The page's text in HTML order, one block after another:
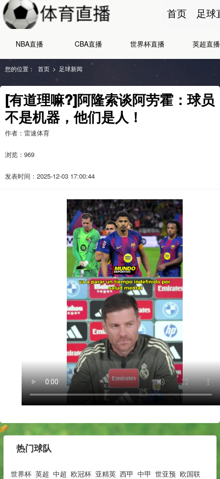
首页 足球
NBA直播 CBA直播 世界杯直播 英超直播
您的位置： 首页 > 足球新闻
[有道理嘛?]阿隆索谈阿劳霍：球员
不是机器，他们是人！
作者：雷速体育
浏览： 969
发表时间：2025-12-03 17:00:44
热门球队
世界杯 英超 中超 欧冠杯 亚精英 西甲 中甲 世亚预 欧国联